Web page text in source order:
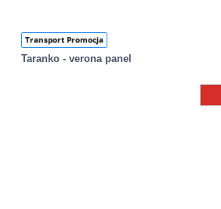
Transport Promocja
Taranko - verona panel